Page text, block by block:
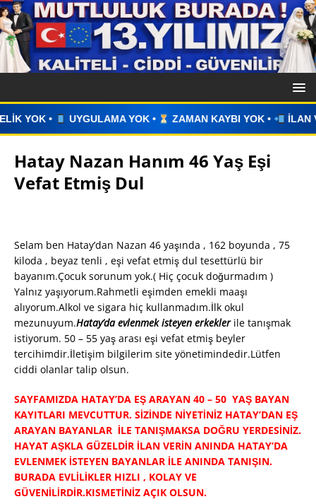
• ZAMAN KAYBI YOK • İLAN VERİN • WHATSAPP
Hatay Nazan Hanım 46 Yaş Eşi
Vefat Etmiş Dul
Selam ben Hatay’dan Nazan 46 yaşında , 162 boyunda , 75
kiloda , beyaz tenli , eşi vefat etmiş dul tesettürlü bir
bayanım.Çocuk sorunum yok.( Hiç çocuk doğurmadım )
Yalnız yaşıyorum.Rahmetli eşimden emekli maaşı
alıyorum.Alkol ve sigara hiç kullanmadım.İlk okul
mezunuyum.Hatay’da evlenmek isteyen erkeklerile tanışmak
istiyorum. 50 – 55 yaş arası eşi vefat etmiş beyler
tercihimdir.İletişim bilgilerim site yönetimindedir.Lütfen
ciddi olanlar talip olsun.
SAYFAMIZDA HATAY’DA EŞ ARAYAN 40 – 50 YAŞ BAYAN
KAYITLARI MEVCUTTUR. SİZİNDE NİYETİNİZ HATAY’DAN EŞ
ARAYAN BAYANLAR İLE TANIŞMAKSA DOĞRU YERDESİNİZ.
HAYAT AŞKLA GÜZELDİR İLAN VERİN ANINDA HATAY’DA
EVLENMEK İSTEYEN BAYANLAR İLE ANINDA TANIŞIN.
BURADA EVLİLİKLER HIZLI , KOLAY VE
GÜVENİLİRDİR.KISMETİNİZ AÇIK OLSUN.